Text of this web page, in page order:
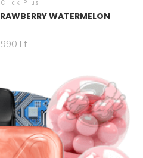
Click Plus
WATERMELON
Ft